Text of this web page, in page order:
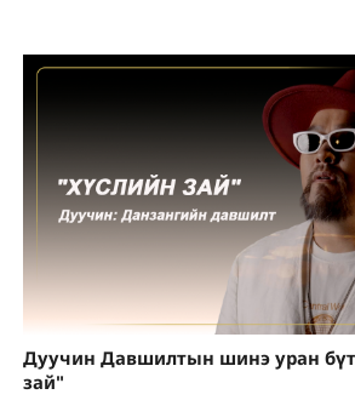
Дуучин Давшилтын шинэ уран
зай"